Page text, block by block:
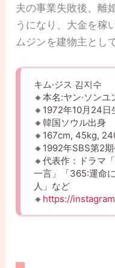
夫の事業失敗後、離
うになり、大金を稼
ムジンを建物主とし
キム·ジス 김지수
🔸本名:ヤン·ソンユ
🔸1972年10月24日
🔸韓国ソウル出身
🔸167cm, 45kg,
🔸1992年SBS第2
🔸代表作：ドラマ
一言」「365:運命
人」など
🔸 https://